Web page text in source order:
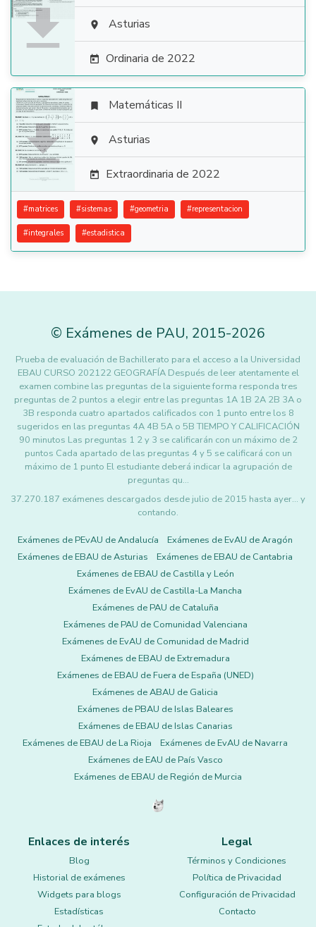
  Asturias
 Ordinaria de 2022

 Matemáticas II
 Asturias
 Extraordinaria de 2022
#matrices #sistemas #geometria #representacion
#integrales #estadistica
© Exámenes de PAU, 2015-2026
Prueba de evaluación de Bachillerato para el acceso a la Universidad
EBAU CURSO 202122 GEOGRAFÍA Después de leer atentamente el
examen combine las preguntas de la siguiente forma responda tres
preguntas de 2 puntos a elegir entre las preguntas 1A 1B 2A 2B 3A o
3B responda cuatro apartados calificados con 1 punto entre los 8
sugeridos en las preguntas 4A 4B 5A o 5B TIEMPO Y CALIFICACIÓN
90 minutos Las preguntas 1 2 y 3 se calificarán con un máximo de 2
puntos Cada apartado de las preguntas 4 y 5 se calificará con un
máximo de 1 punto El estudiante deberá indicar la agrupación de
preguntas qu…
37.270.187 exámenes descargados desde julio de 2015 hasta ayer... y
contando.
Exámenes de PEvAU de Andalucía
Exámenes de EvAU de Aragón
Exámenes de EBAU de Asturias
Exámenes de EBAU de Cantabria
Exámenes de EBAU de Castilla y León
Exámenes de EvAU de Castilla-La Mancha
Exámenes de PAU de Cataluña
Exámenes de PAU de Comunidad Valenciana
Exámenes de EvAU de Comunidad de Madrid
Exámenes de EBAU de Extremadura
Exámenes de EBAU de Fuera de España (UNED)
Exámenes de ABAU de Galicia
Exámenes de PBAU de Islas Baleares
Exámenes de EBAU de Islas Canarias
Exámenes de EBAU de La Rioja
Exámenes de EvAU de Navarra
Exámenes de EAU de País Vasco
Exámenes de EBAU de Región de Murcia
Enlaces de interés
Blog
Historial de exámenes
Widgets para blogs
Estadísticas
Legal
Términos y Condiciones
Política de Privacidad
Configuración de Privacidad
Contacto